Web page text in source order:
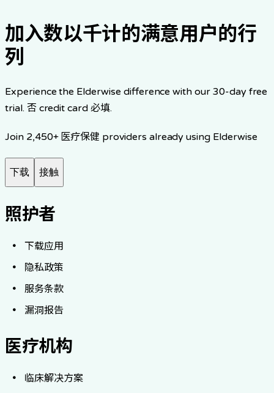
加入数以千计的满意用户的行
列
Experience the Elderwise difference with our 30-day free
trial. 否 credit card 必填.
Join 2,450+ 医疗保健 providers already using Elderwise
下载 接触
照护者
下载应用
隐私政策
服务条款
漏洞报告
医疗机构
临床解决方案